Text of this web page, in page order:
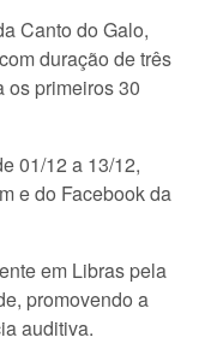
Canto do Galo,
duração de três
os primeiros 30
01/12 a 13/12,
e do Facebook da
em Libras pela
promovendo a
auditiva.